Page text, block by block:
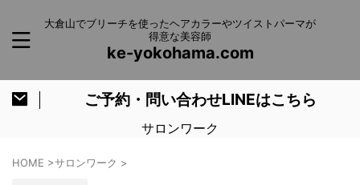
大倉山でブリーチを使ったヘアカラーやツイストパーマが
得意な美容師
ke-yokohama.com
ご予約・問い合わせLINEはこちら
サロンワーク
HOME >サロンワーク >